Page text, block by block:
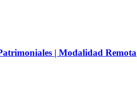
| Modalidad Remota